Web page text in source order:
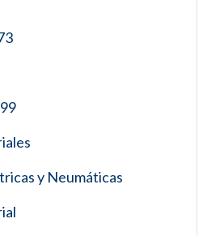
y Neumáticas